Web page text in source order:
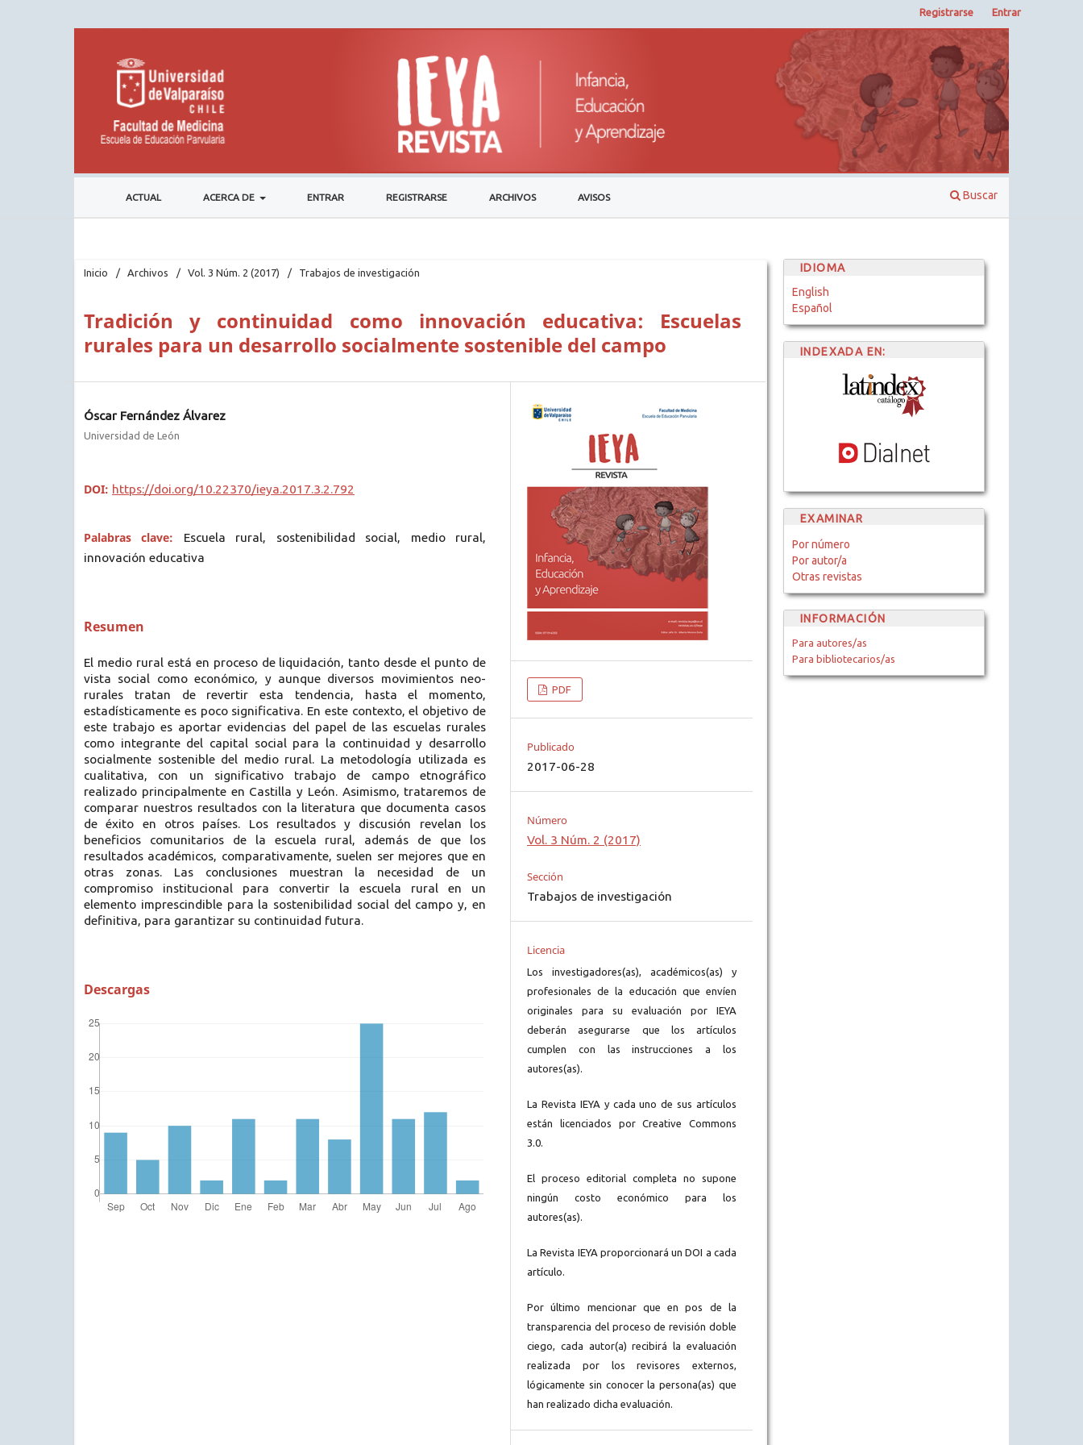
ACTUAL ACERCA DE ENTRAR REGISTRARSE ARCHIVOS AVISOS Buscar
Registrarse Entrar
Inicio / Archivos / Vol. 3 Núm. 2 (2017) / Trabajos de investigación
Tradición y continuidad como innovación educativa: Escuelas
rurales para un desarrollo socialmente sostenible del campo
Óscar Fernández Álvarez
Universidad de León
DOI: https://doi.org/10.22370/ieya.2017.3.2.792
Palabras clave:
Escuela rural, sostenibilidad social, medio rural,
innovación educativa
Resumen
El medio rural está en proceso de liquidación, tanto desde el punto de
vista social como económico, y aunque diversos movimientos neo-
rurales tratan de revertir esta tendencia, hasta el momento,
estadísticamente es poco significativa. En este contexto, el objetivo de
este trabajo es aportar evidencias del papel de las escuelas rurales
como integrante del capital social para la continuidad y desarrollo
socialmente sostenible del medio rural. La metodología utilizada es
cualitativa, con un significativo trabajo de campo etnográfico
realizado principalmente en Castilla y León. Asimismo, trataremos de
comparar nuestros resultados con la literatura que documenta casos
de éxito en otros países. Los resultados y discusión revelan los
beneficios comunitarios de la escuela rural, además de que los
resultados académicos, comparativamente, suelen ser mejores que en
otras zonas. Las conclusiones muestran la necesidad de un
compromiso institucional para convertir la escuela rural en un
elemento imprescindible para la sostenibilidad social del campo y, en
definitiva, para garantizar su continuidad futura.
Descargas
PDF
Publicado
2017-06-28
Número
Vol. 3 Núm. 2 (2017)
Sección
Trabajos de investigación
Licencia
Los investigadores(as), académicos(as) y
profesionales de la educación que envíen
originales para su evaluación por IEYA
deberán asegurarse que los artículos
cumplen con las instrucciones a los
autores(as).
La Revista IEYA y cada uno de sus artículos
están licenciados por Creative Commons
3.0.
El proceso editorial completa no supone
ningún costo económico para los
autores(as).
La Revista IEYA proporcionará un DOI a cada
artículo.
Por último mencionar que en pos de la
transparencia del proceso de revisión doble
ciego, cada autor(a) recibirá la evaluación
realizada por los revisores externos,
lógicamente sin conocer la persona(as) que
han realizado dicha evaluación.
IDIOMA
English
Español
INDEXADA EN:
EXAMINAR
Por número
Por autor/a
Otras revistas
INFORMACIÓN
Para autores/as
Para bibliotecarios/as